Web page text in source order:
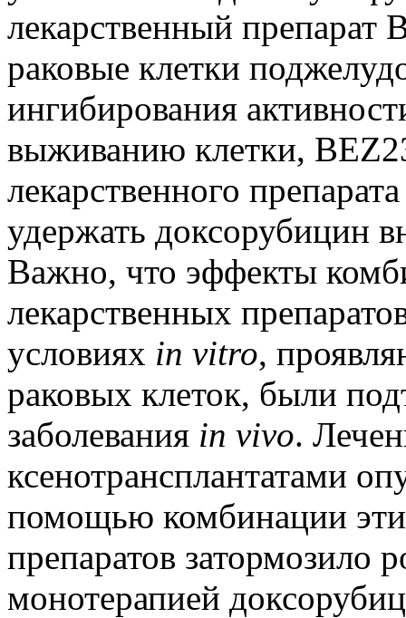
лекарственный препарат
раковые клетки
ингибирования
выживанию клетки,
лекарственного
удержать доксорубицин
Важно, что эффекты
лекарственных
условиях in vitro,
раковых клеток, были
заболевания in vivo.
ксенотрансплантатами
помощью комбинации
препаратов затормозило
монотерапией